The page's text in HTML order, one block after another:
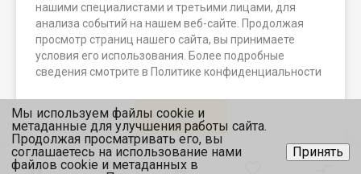
нашими специалистами и третьими лицами, для
анализа событий на нашем веб-сайте. Продолжая
просмотр страниц нашего сайта, вы принимаете
условия его использования. Более подробные
сведения смотрите в Политике конфиденциальности
Принять
© 2026 Мегамашины, Все права защищены. Вся
представленная на сайте информация носит исключительно
информационный характер и ни при каких условиях не
является публичной офертой, определяемой положениями
статьи 437 (2) ГК РФ.
Мы используем файлы cookie и
метаданные для улучшения работы сайта.
Продолжая просматривать его, вы
соглашаетесь на использование нами
файлов cookie и метаданных в
Принять